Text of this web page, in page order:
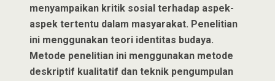
menyampaikan kritik sosial terhadap aspek-
aspek tertentu dalam masyarakat. Penelitian
ini menggunakan teori identitas budaya.
Metode penelitian ini menggunakan metode
deskriptif kualitatif dan teknik pengumpulan